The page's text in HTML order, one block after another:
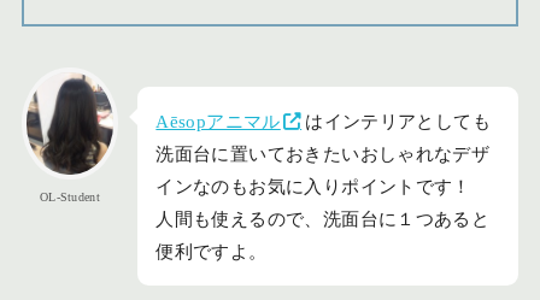
OL-Student
Aēsopアニマル
はインテリアとしても
洗面台に置いておきたいおしゃれなデザ
インなのもお気に入りポイントです！
人間も使えるので、洗面台に１つあると
便利ですよ。